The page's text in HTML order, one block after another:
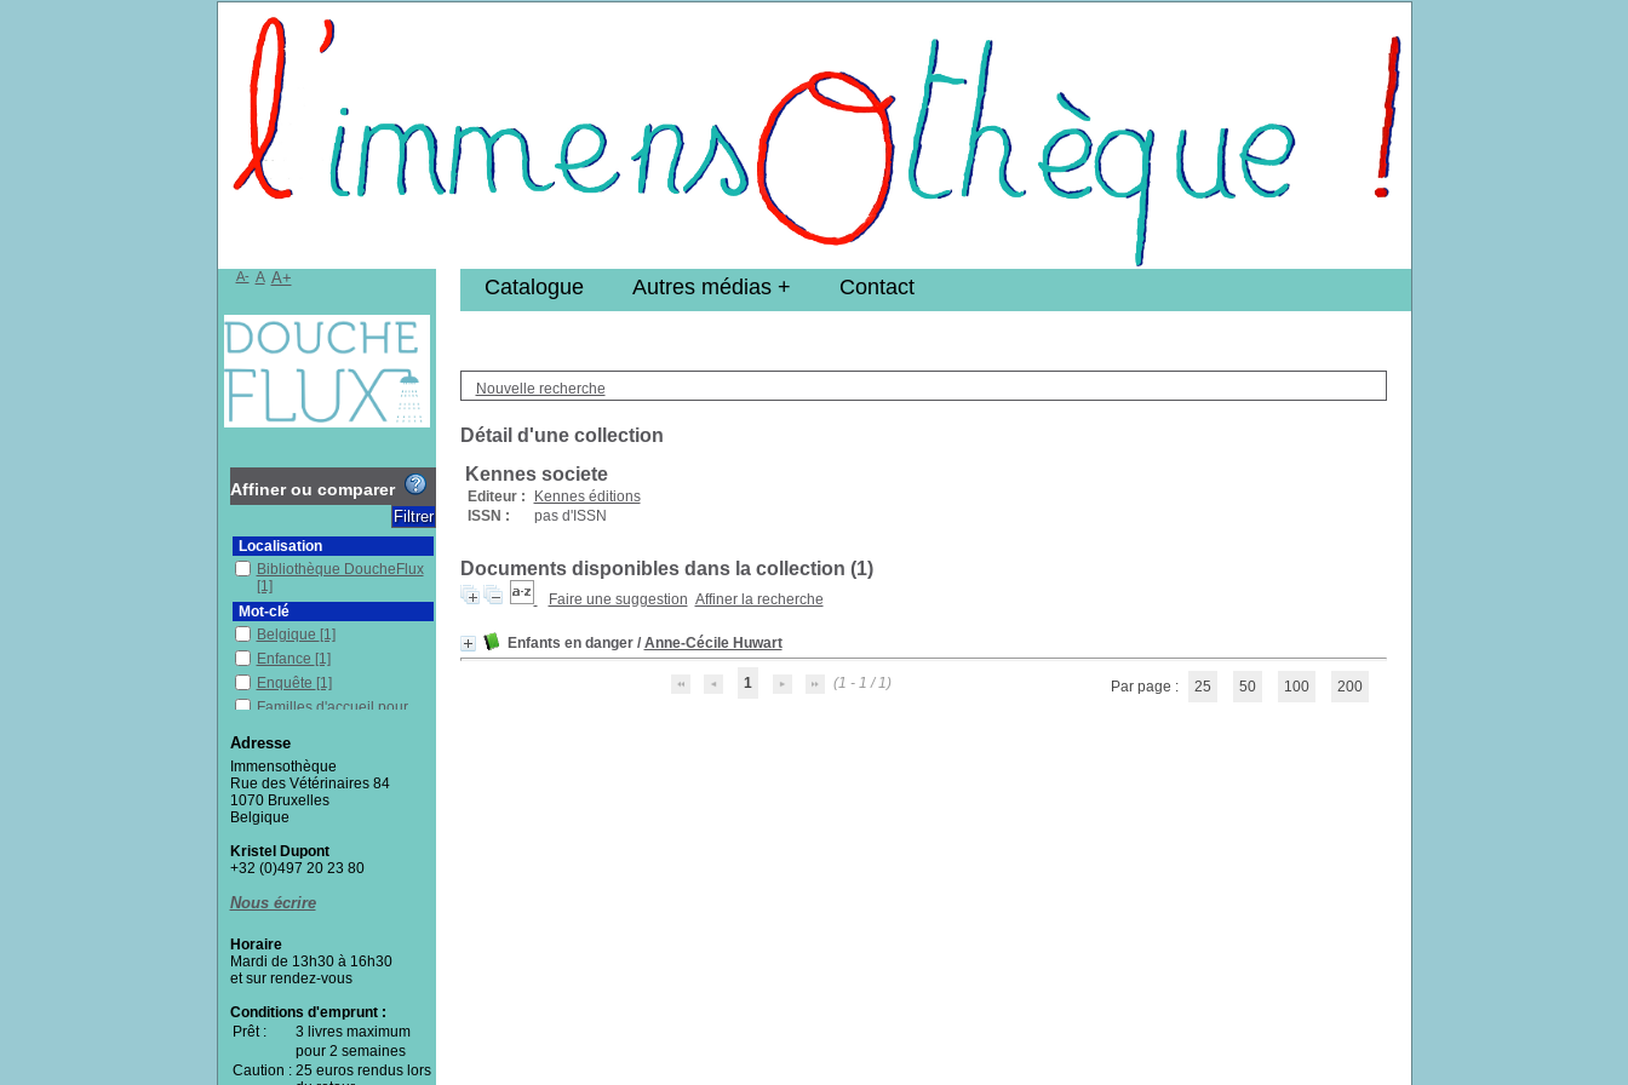
Nouvelle recherche
Détail d'une collection
Kennes societe
Editeur :
Kennes éditions
ISSN :
pas d'ISSN
Documents disponibles dans la collection (1)
Faire une suggestion Affiner la recherche
Enfants en danger/ Anne-Cécile Huwart
1 (1 - 1 / 1) Par page : 25 50 100 200
Catalogue Autres médias Contact
A- A A+
Affiner ou comparer
Localisation
Bibliothèque DoucheFlux
[1]
Mot-clé
Belgique [1]
Enfance [1]
Enquête [1]
Familles d'accueil pour
Insécurité
Institutions sociales
Justice[1]
Maisons d'enfants (aide
Maltraitance
Vulnérabilité(s)
Documentaires[1]
Adresse
Immensothèque
Rue des Vétérinaires 84
1070 Bruxelles
Belgique
Kristel Dupont
+32 (0)497 20 23 80
Nous écrire
Horaire
Mardi de 13h30 à 16h30
et sur rendez-vous
Conditions d'emprunt :
Prêt :
3 livres maximum
pour 2 semaines
Caution : 25 euros rendus lors